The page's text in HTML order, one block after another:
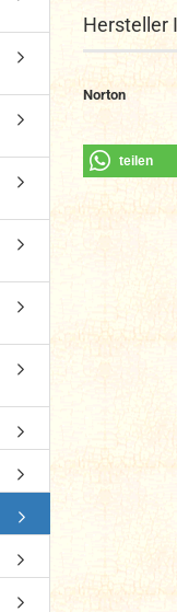
Hersteller
Norton
teilen